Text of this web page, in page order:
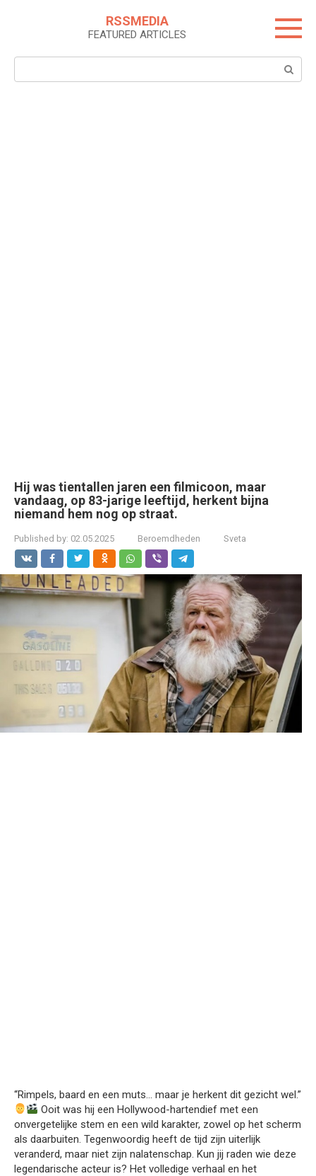
RSSMEDIA
FEATURED ARTICLES
Search:
Hij was tientallen jaren een filmicoon, maar
vandaag, op 83-jarige leeftijd, herkent bijna
niemand hem nog op straat.
Published by: 02.05.2025 Beroemdheden Sveta
“Rimpels, baard en een muts… maar je herkent dit gezicht wel.”
Ooit was hij een Hollywood-hartendief met een
onvergetelijke stem en een wild karakter, zowel op het scherm
als daarbuiten. Tegenwoordig heeft de tijd zijn uiterlijk
veranderd, maar niet zijn nalatenschap. Kun jij raden wie deze
legendarische acteur is? Het volledige verhaal en het